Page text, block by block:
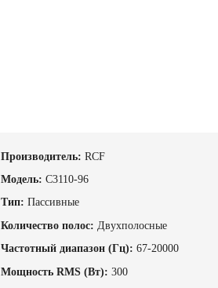
Производитель: RCF
Модель: C3110-96
Тип: Пассивные
Количество полос: Двухполосные
Частотный диапазон (Гц): 67-20000
Мощность RMS (Вт): 300